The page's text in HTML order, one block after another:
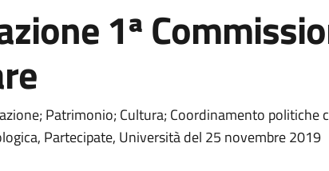
1ª
Patrimonio; Cultura; Coordinamento politiche
Partecipate, Università del 25 novembre 2019